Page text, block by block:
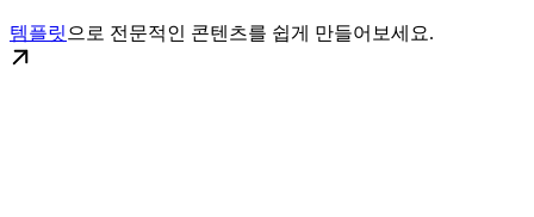
템플릿 으로 전문적인 콘텐츠를 쉽게 만들어보세요.